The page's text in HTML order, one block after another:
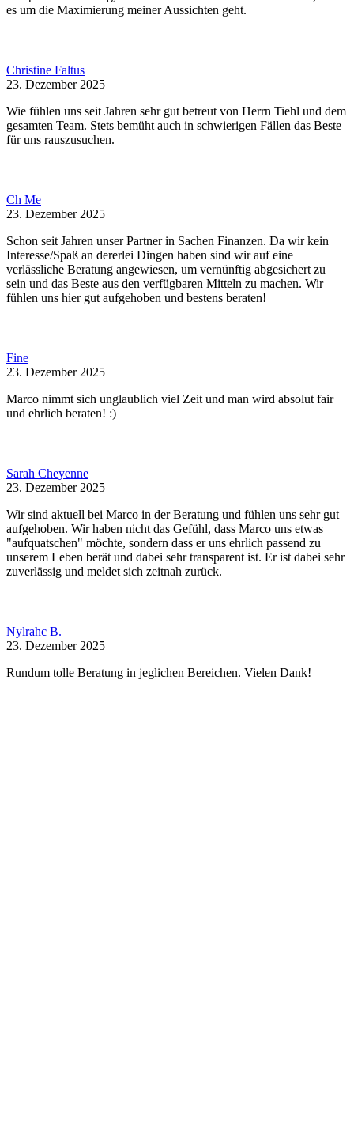
es um die Maximierung meiner Aussichten geht.
Christine Faltus
23. Dezember 2025
Wie fühlen uns seit Jahren sehr gut betreut von Herrn Tiehl und dem
gesamten Team. Stets bemüht auch in schwierigen Fällen das Beste
für uns rauszusuchen.
Ch Me
23. Dezember 2025
Schon seit Jahren unser Partner in Sachen Finanzen. Da wir kein
Interesse/Spaß an dererlei Dingen haben sind wir auf eine
verlässliche Beratung angewiesen, um vernünftig abgesichert zu
sein und das Beste aus den verfügbaren Mitteln zu machen. Wir
fühlen uns hier gut aufgehoben und bestens beraten!
Fine
23. Dezember 2025
Marco nimmt sich unglaublich viel Zeit und man wird absolut fair
und ehrlich beraten! :)
Sarah Cheyenne
23. Dezember 2025
Wir sind aktuell bei Marco in der Beratung und fühlen uns sehr gut
aufgehoben. Wir haben nicht das Gefühl, dass Marco uns etwas
"aufquatschen" möchte, sondern dass er uns ehrlich passend zu
unserem Leben berät und dabei sehr transparent ist. Er ist dabei sehr
zuverlässig und meldet sich zeitnah zurück.
Nylrahc B.
23. Dezember 2025
Rundum tolle Beratung in jeglichen Bereichen. Vielen Dank!